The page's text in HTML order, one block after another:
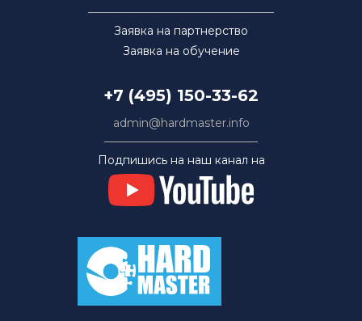
Заявка на партнерство
Заявка на обучение
+7 (495) 150-33-62
admin@hardmaster.info
Подпишись на наш канал на